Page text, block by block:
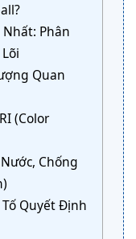
Phân
Quan
(Color
Chống
Quyết Định